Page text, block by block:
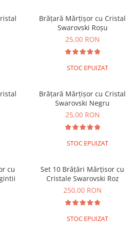
Stea
Soare
Semilună
Zodii
Perle
Flori
Animale
Molecule
Pietre
Brățară Mărțișor cu Cristal
Swarovski Roșu
25,00 RON
STOC EPUIZAT
Brățară Mărțișor cu Cristal
Swarovski Negru
25,00 RON
STOC EPUIZAT
cu
Set 10 Brățări Mărțisor cu
Cristale Swarovski Roz
250,00 RON
STOC EPUIZAT